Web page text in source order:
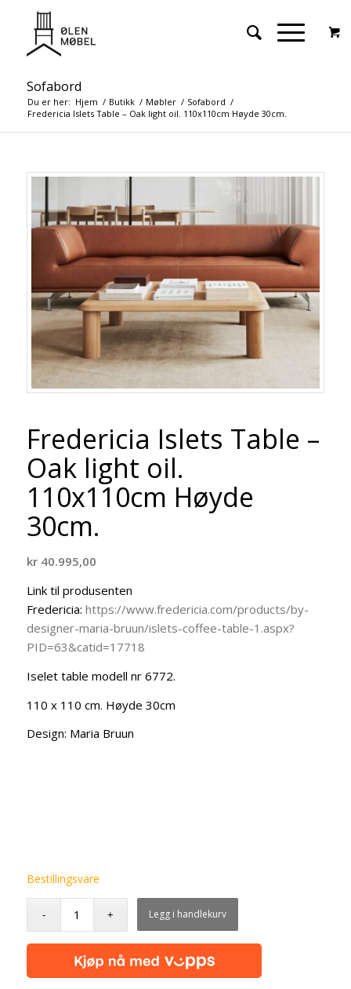
Sofabord
Du er her: Hjem / Butikk / Møbler / Sofabord /
Fredericia Islets Table – Oak light oil. 110x110cm Høyde 30cm.
Fredericia Islets Table –
Oak light oil.
110x110cm Høyde
30cm.
kr40.995,00
Link til produsenten
Fredericia: https://www.fredericia.com/products/by-
designer-maria-bruun/islets-coffee-table-1.aspx?
PID=63&catid=17718
Iselet table modell nr 6772.
110 x 110 cm. Høyde 30cm
Design: Maria Bruun
Bestillingsvare
Legg i handlekurv